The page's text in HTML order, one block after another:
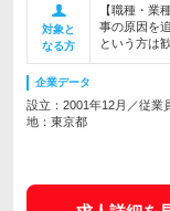
対象と
なる方
【職種・業
事の原因を
という方は
企業データ
設立：2001年12月／従業
地：東京都